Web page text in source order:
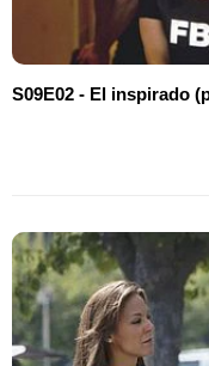
S09E02 - El inspirado